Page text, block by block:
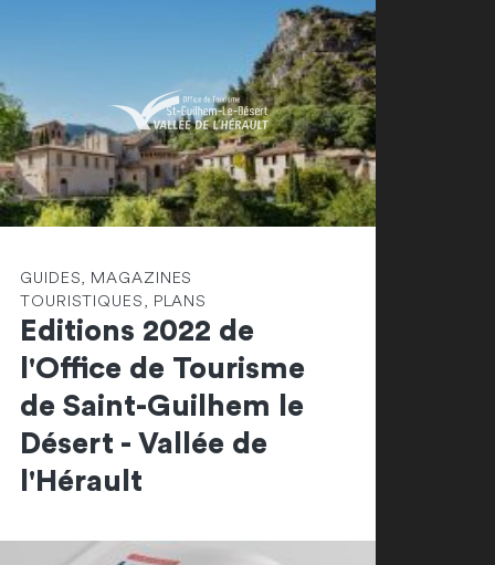
GUIDES, MAGAZINES
TOURISTIQUES, PLANS
Editions 2022 de
l'Office de Tourisme
de Saint-Guilhem le
Désert - Vallée de
l'Hérault